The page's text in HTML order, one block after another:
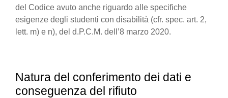
del Codice avuto anche riguardo alle specifiche
esigenze degli studenti con disabilità (cfr. spec. art. 2,
lett. m) e n), del d.P.C.M. dell’8 marzo 2020.
Natura del conferimento dei dati e
conseguenza del rifiuto